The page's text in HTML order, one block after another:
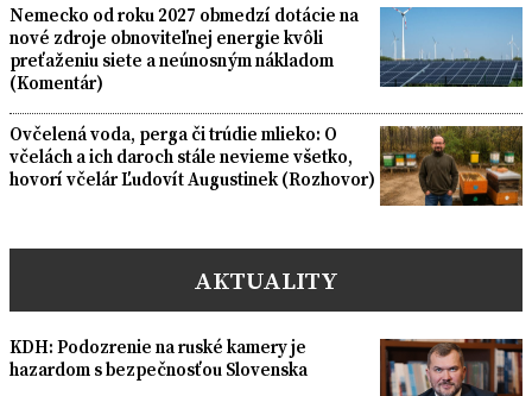
Nemecko od roku 2027 obmedzí dotácie na
nové zdroje obnoviteľnej energie kvôli
preťaženiu siete a neúnosným nákladom
(Komentár)
Ovčelená voda, perga či trúdie mlieko: O
včelách a ich daroch stále nevieme všetko,
hovorí včelár Ľudovít Augustinek (Rozhovor)
AKTUALITY
KDH: Podozrenie na ruské kamery je
hazardom s bezpečnosťou Slovenska